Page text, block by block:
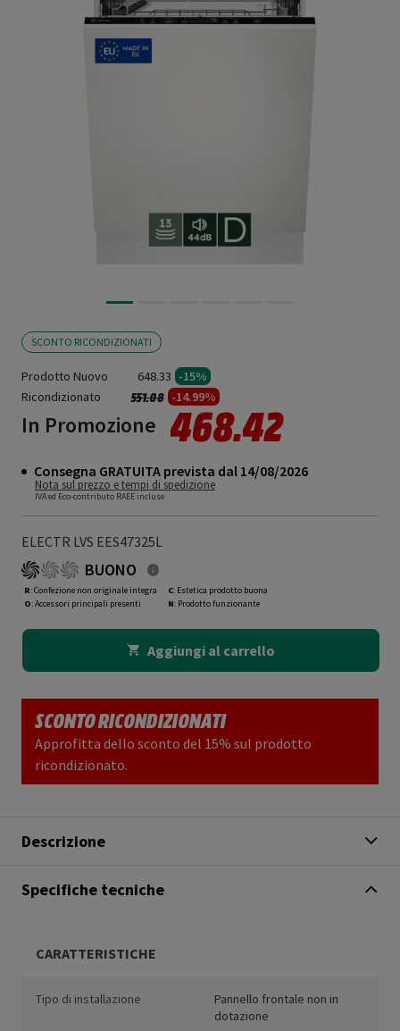
SCONTO RICONDIZIONATI
Prodotto Nuovo 648.33 -15%
Ricondizionato
Prezzo ridotto da
551.08a -14.99%
In Promozione 468.42
Consegna GRATUITA prevista dal 14/08/2026
Nota sul prezzo e tempi di spedizione
IVA ed Eco-contributo RAEE incluse
ELECTR LVS EES47325L
BUONO
R: Confezione non originale integra
O: Accessori principali presenti
C: Estetica prodotto buona
N: Prodotto funzionante
Aggiungi al carrello
SCONTO RICONDIZIONATI
Approfitta dello sconto del 15% sul prodotto
ricondizionato.
Descrizione
Specifiche tecniche
CARATTERISTICHE
Tipo di installazione
Pannello frontale non in
dotazione